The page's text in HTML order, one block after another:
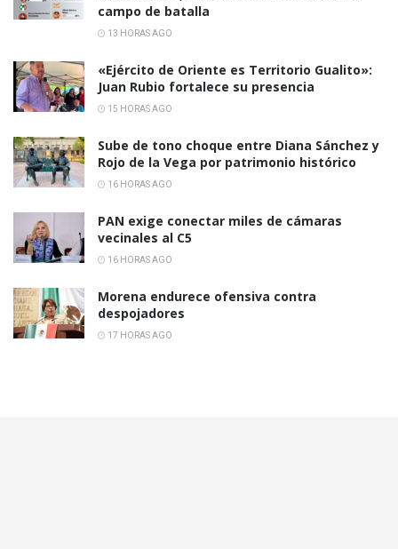
campo de batalla
13 HORAS AGO
«Ejército de Oriente es Territorio Gualito»:
Juan Rubio fortalece su presencia
15 HORAS AGO
Sube de tono choque entre Diana Sánchez y
Rojo de la Vega por patrimonio histórico
16 HORAS AGO
PAN exige conectar miles de cámaras
vecinales al C5
16 HORAS AGO
Morena endurece ofensiva contra
despojadores
17 HORAS AGO